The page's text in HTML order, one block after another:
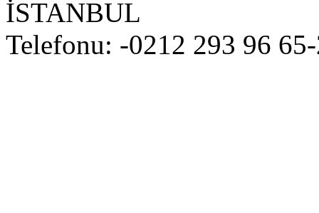
İSTANBUL
Telefonu: -0212 293 96